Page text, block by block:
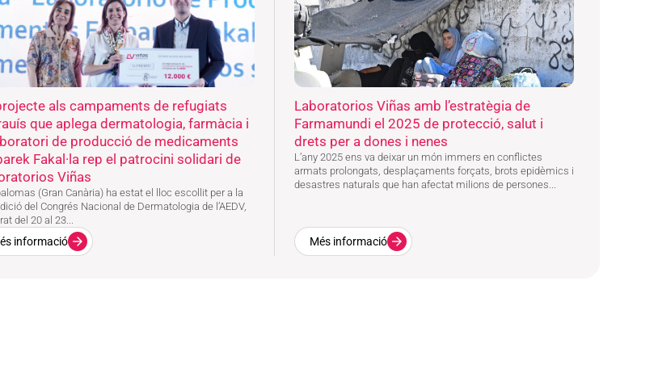
als campaments de refugiats
que aplega dermatologia, farmàcia i
de producció de medicaments
Fakal·la rep el patrocini solidari de
Viñas
(Gran Canària) ha estat el lloc escollit per a la
del Congrés Nacional de Dermatologia de l’AEDV,
del 20 al 23...
informació
Laboratorios Viñas amb l’estratègia de
Farmamundi el 2025 de protecció, salut i
drets per a dones i nenes
L’any 2025 ens va deixar un món immers en conflictes
armats prolongats, desplaçaments forçats, brots epidèmics i
desastres naturals que han afectat milions de persones...
Més informació